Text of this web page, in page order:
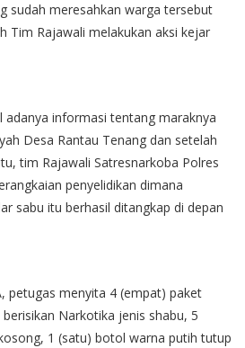
sudah meresahkan warga tersebut
Tim Rajawali melakukan aksi kejar
adanya informasi tentang maraknya
Desa Rantau Tenang dan setelah
tim Rajawali Satresnarkoba Polres
penyelidikan dimana
sabu itu berhasil ditangkap di depan
petugas menyita 4 (empat) paket
Narkotika jenis shabu, 5
1 (satu) botol warna putih tutup